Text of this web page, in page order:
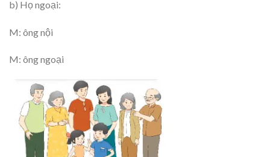
b) Họ ngoại:
M: ông nội
M: ông ngoại